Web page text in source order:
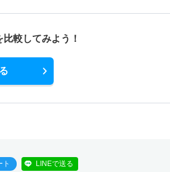
比較してみよう！
ト LINEで送る